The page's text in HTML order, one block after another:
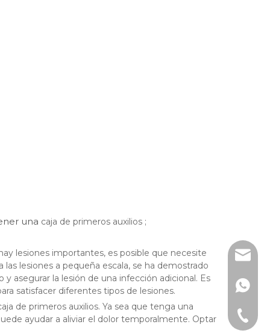
una caja de primeros auxilios ;
lesiones importantes, es posible que necesite
lesiones a pequeña escala, se ha demostrado
asegurar la lesión de una infección adicional. Es
satisfacer diferentes tipos de lesiones.
de primeros auxilios. Ya sea que tenga una
ayudar a aliviar el dolor temporalmente. Optar
+86-
+86-